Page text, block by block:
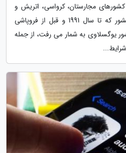
مجارستان، کرواسی، اتریش و
ایتالیا واقع شده است. این کشور که تا سال 1991 و قبل از فروپاشی
یوگسلاوی به شمار می رفت، از جمله